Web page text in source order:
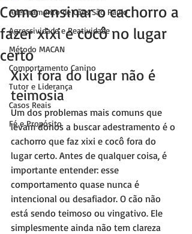
Adestramento de Cães São Paulo
Agressividade e Reatividade
Método MACAN
Comportamento Canino
Tutor e Liderança
Casos Reais
Fé e Propósito
Como ensinar o cachorro a
fazer xixi e cocô no lugar
certo
Xixi fora do lugar não é
teimosia
Um dos problemas mais comuns que
levam donos a buscar adestramento é o
cachorro que faz xixi e cocô fora do
lugar certo. Antes de qualquer coisa, é
importante entender: esse
comportamento quase nunca é
intencional ou desafiador. O cão não
está sendo teimoso ou vingativo. Ele
simplesmente ainda não tem clareza